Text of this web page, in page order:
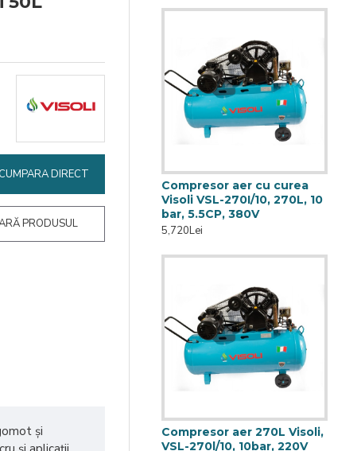
CUMPARA DIRECT
PRODUSUL
și
Compresor aer cu curea
Visoli VSL-270I/10, 270L, 10
bar, 5.5CP, 380V
5,720Lei
Compresor aer 270L Visoli,
VSL-270l/10, 10bar, 220V